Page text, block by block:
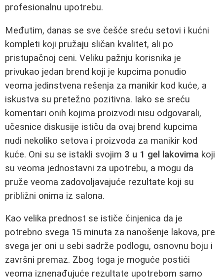
profesionalnu upotrebu.
Međutim, danas se sve češće sreću setovi i kućni
kompleti koji pružaju sličan kvalitet, ali po
pristupačnoj ceni. Veliku pažnju korisnika je
privukao jedan brend koji je kupcima ponudio
veoma jedinstvena rešenja za manikir kod kuće, a
iskustva su pretežno pozitivna. Iako se sreću
komentari onih kojima proizvodi nisu odgovarali,
učesnice diskusije ističu da ovaj brend kupcima
nudi nekoliko setova i proizvoda za manikir kod
kuće. Oni su se istakli svojim 3 u 1 gel lakovima koji
su veoma jednostavni za upotrebu, a mogu da
pruže veoma zadovoljavajuće rezultate koji su
približni onima iz salona.
Kao velika prednost se ističe činjenica da je
potrebno svega 15 minuta za nanošenje lakova, pre
svega jer oni u sebi sadrže podlogu, osnovnu boju i
završni premaz. Zbog toga je moguće postići
veoma iznenađujuće rezultate upotrebom samo